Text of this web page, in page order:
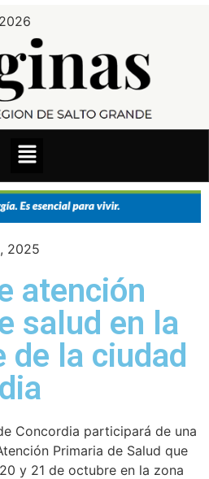
2025
atención
salud en la
de la ciudad
Concordia participará de una
Primaria de Salud que
y 21 de octubre en la zona